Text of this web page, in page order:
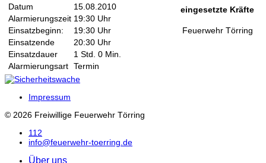
Datum
15.08.2010
Alarmierungszeit 19:30 Uhr
Einsatzbeginn:
19:30 Uhr
Einsatzende
20:30 Uhr
Einsatzdauer
1 Std. 0 Min.
Alarmierungsart Termin
eingesetzte Kräfte
Feuerwehr Törring
Impressum
© 2026 Freiwillige Feuerwehr Törring
112
info@feuerwehr-toerring.de
Über uns